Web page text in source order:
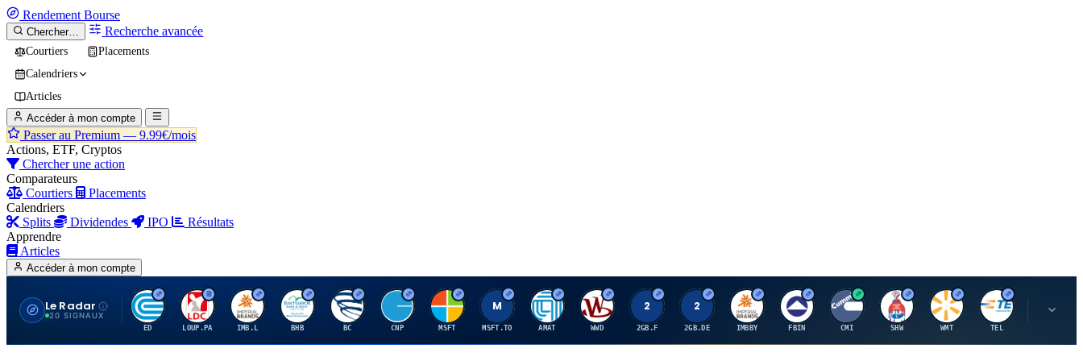
Rendement Bourse
Chercher… Recherche avancée
Courtiers
Placements
Calendriers
Articles
Accéder à mon compte
Passer au Premium — 9.99€/mois
Actions, ETF, Cryptos
Chercher une action
Comparateurs
Courtiers
Placements
Calendriers
Splits
Dividendes IPO
Résultats
Apprendre
Articles
Accéder à mon compte
Le Radar
20 SIGNAUX
C
ED
L
LOUP.PA
I
IMB.L
B
BHB
B
BC
C
CNP
M
MSFT
M
MSFT.TO
A
AMAT
W
WWD
2
2GB.F
2
2GB.DE
I
IMBBY
F
FBIN
C
CMI
S
SHW
W
WMT TEL
M